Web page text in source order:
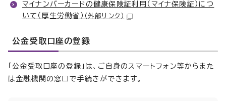
マイナンバーカードの健康保険証利用（マイナ保険証）につ
いて（厚生労働省） （外部リンク）
公金受取口座の登録
「公金受取口座の登録」は、ご自身のスマートフォン等からまた
は金融機関の窓口で手続きができます。